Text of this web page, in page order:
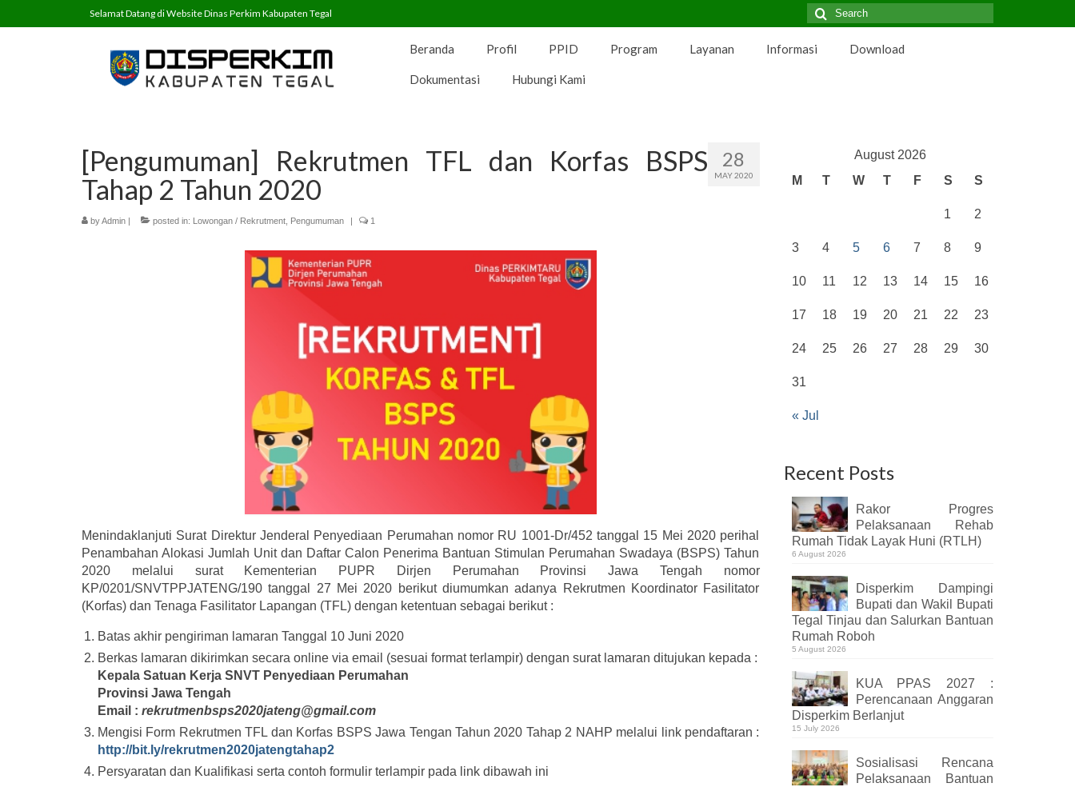
Selamat Datang di Website Dinas Perkim Kabupaten Tegal
Search
for:
Beranda Profil PPID Program Layanan Informasi Download
Dokumentasi Hubungi Kami
28
MAY 2020
[Pengumuman] Rekrutmen TFL dan Korfas BSPS
Tahap 2 Tahun 2020
byAdmin | posted in: Lowongan / Rekrutment Pengumuman | 1
Menindaklanjuti Surat Direktur Jenderal Penyediaan Perumahan nomor RU 1001-Dr/452 tanggal 15 Mei 2020 perihal
Penambahan Alokasi Jumlah Unit dan Daftar Calon Penerima Bantuan Stimulan Perumahan Swadaya (BSPS) Tahun
2020 melalui surat Kementerian PUPR Dirjen Perumahan Provinsi Jawa Tengah nomor
KP/0201/SNVTPPJATENG/190 tanggal 27 Mei 2020 berikut diumumkan adanya Rekrutmen Koordinator Fasilitator
(Korfas) dan Tenaga Fasilitator Lapangan (TFL) dengan ketentuan sebagai berikut :
Batas akhir pengiriman lamaran Tanggal 10 Juni 2020
Berkas lamaran dikirimkan secara online via email (sesuai format terlampir) dengan surat lamaran ditujukan kepada :
Kepala Satuan Kerja SNVT Penyediaan Perumahan
Provinsi Jawa Tengah
Email : rekrutmenbsps2020jateng@gmail.com
Mengisi Form Rekrutmen TFL dan Korfas BSPS Jawa Tengan Tahun 2020 Tahap 2 NAHP melalui link pendaftaran :
http://bit.ly/rekrutmen2020jatengtahap2
Persyaratan dan Kualifikasi serta contoh formulir terlampir pada link dibawah ini
August 2026
M
T W T F S S
« Jul
1 2
3 4 5 6 7 8 9
10 11 12 13 14 15 16
17 18 19 20 21 22 23
24 25 26 27 28 29 30
31
Recent Posts
Rakor Progres
Pelaksanaan Rehab
Rumah Tidak Layak Huni (RTLH)
6 August 2026
Disperkim Dampingi
Bupati dan Wakil Bupati
Tegal Tinjau dan Salurkan Bantuan
Rumah Roboh
5 August 2026
KUA PPAS 2027 :
Perencanaan Anggaran
Disperkim Berlanjut
15 July 2026
Sosialisasi Rencana
Pelaksanaan Bantuan